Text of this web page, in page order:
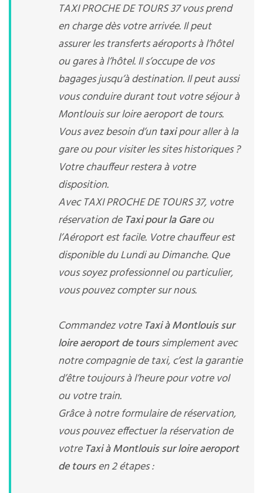
TAXI PROCHE DE TOURS 37 vous prend
en charge dès votre arrivée. Il peut
assurer les transferts aéroports à l’hôtel
ou gares à l’hôtel. Il s’occupe de vos
bagages jusqu’à destination. Il peut aussi
vous conduire durant tout votre séjour à
Montlouis sur loire aeroport de tours.
Vous avez besoin d’un taxipour aller à la
gare ou pour visiter les sites historiques ?
Votre chauffeur restera à votre
disposition.
Avec TAXI PROCHE DE TOURS 37, votre
réservation de Taxi pour la Gareou
l’Aéroport est facile. Votre chauffeur est
disponible du Lundi au Dimanche. Que
vous soyez professionnel ou particulier,
vous pouvez compter sur nous.
Commandez votre Taxi à Montlouis sur
loire aeroport de tourssimplement avec
notre compagnie de taxi, c’est la garantie
d’être toujours à l’heure pour votre vol
ou votre train.
Grâce à notre formulaire de réservation,
vous pouvez effectuer la réservation de
votre Taxi à Montlouis sur loire aeroport
de toursen 2 étapes :